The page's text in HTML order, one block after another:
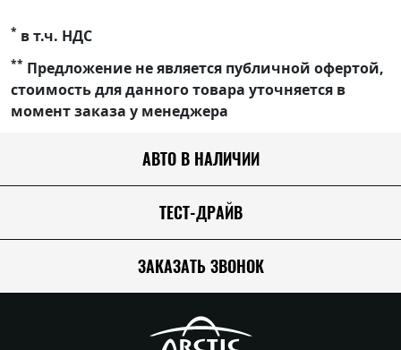
* в т.ч. НДС
** Предложение не является публичной офертой,
стоимость для данного товара уточняется в
момент заказа у менеджера
АВТО В НАЛИЧИИ
ТЕСТ-ДРАЙВ
ЗАКАЗАТЬ ЗВОНОК